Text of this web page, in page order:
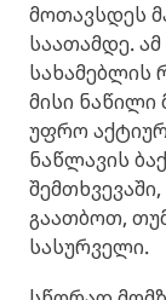
მოთავსდეს
საათამდე.
სახამებლის
მისი ნაწილი
უფრო
ნაწლავის
გაათბოთ,
სასურველი.